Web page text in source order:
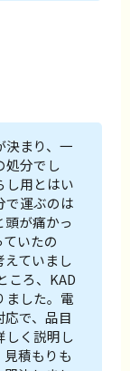
決まり、一
処分でし
し用とはい
で運ぶのは
が痛かっ
いたの
ていまし
ころ、KAD
ました。電
で、品目
しく説明し
積もりも